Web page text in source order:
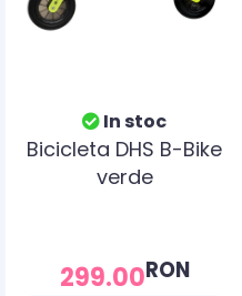
In stoc
Bicicleta DHS B-Bike
verde
299.00RON